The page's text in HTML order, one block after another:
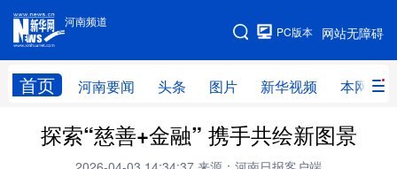
河南频道
网站无障碍
PC版本
首页 河南要闻 头条 图片 新华视频 本网原创
河南频道
网站地图
频道首页 河南要闻 头条
探索“慈善+金融” 携手共绘新图景